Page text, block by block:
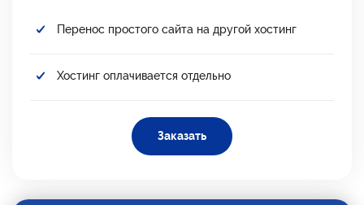
Перенос простого сайта на другой хостинг
Хостинг оплачивается отдельно
Заказать